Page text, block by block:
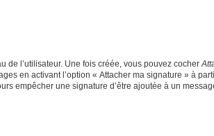
de l’utilisateur. Une fois créée, vous pouvez cocher
en activant l’option « Attacher ma signature » à
empêcher une signature d’être ajoutée à un